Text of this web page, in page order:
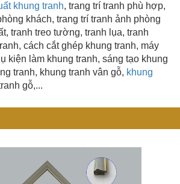
khung tranh, trang trí tranh phù hợp,
khách, trang trí tranh ảnh phòng
tranh treo tường, tranh lụa, tranh
cách cắt ghép khung tranh, máy
kiện làm khung tranh, sáng tạo khung
tranh, khung tranh vân gỗ, khung
gỗ,...